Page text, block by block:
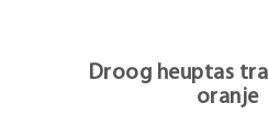
Droog heuptas
oranje